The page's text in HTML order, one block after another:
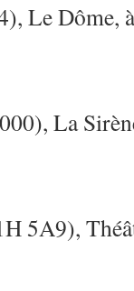
Le Dôme,
La
5A9),